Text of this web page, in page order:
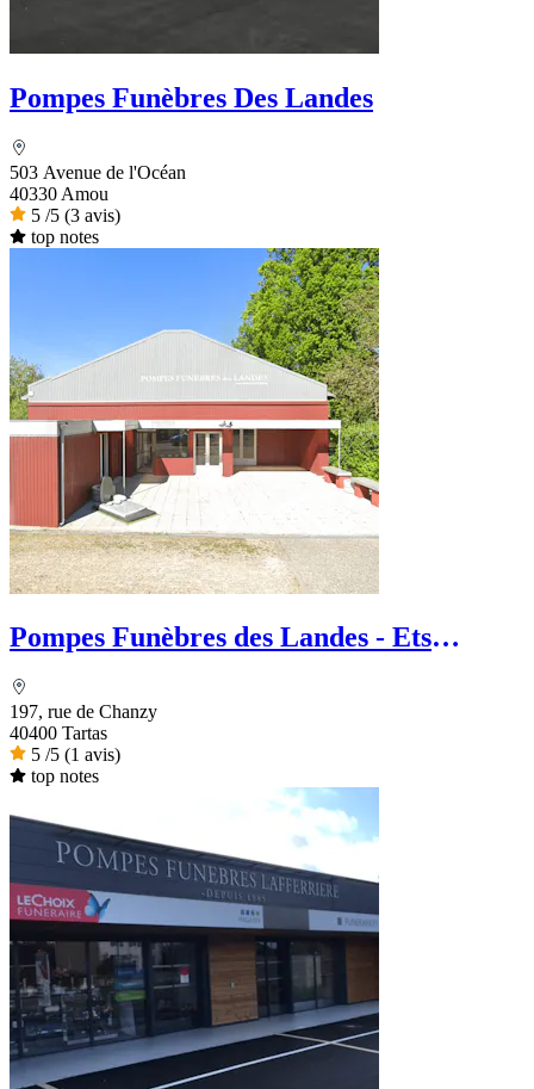
Pompes Funèbres Des Landes
503 Avenue de l'Océan
40330 Amou
5 /5 (3 avis)
top notes
Pompes Funèbres des Landes - Ets
197, rue de Chanzy
40400 Tartas
5 /5 (1 avis)
top notes